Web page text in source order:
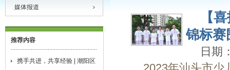
媒体报道
推荐内容
携手共进，共享经验 | 潮阳区
【
锦标赛
日期